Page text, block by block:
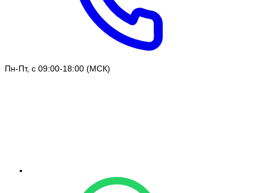
Пн-Пт, с 09:00-18:00 (МСК)